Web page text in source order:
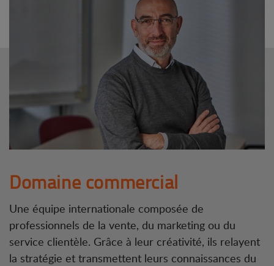
Domaine commercial
Une équipe internationale composée de
professionnels de la vente, du marketing ou du
service clientèle. Grâce à leur créativité, ils relayent
la stratégie et transmettent leurs connaissances du